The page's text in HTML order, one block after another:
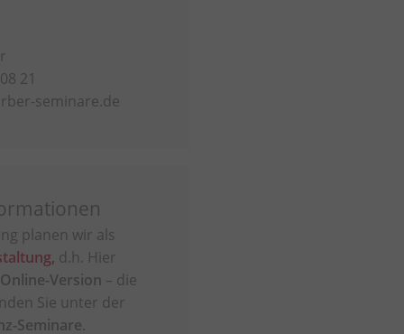
21
seminare.de
planen wir als
d.h. Hier
Online-Version – die
Sie unter der
Seminare.